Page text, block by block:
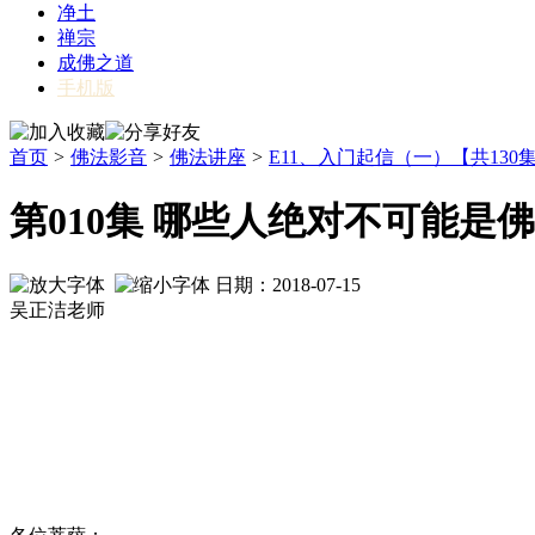
净土
禅宗
成佛之道
手机版
首页 > 佛法影音 > 佛法讲座 > E11、入门起信（一）【共130
第010集 哪些人绝对不可能是佛
日期：2018-07-15
吴正洁老师